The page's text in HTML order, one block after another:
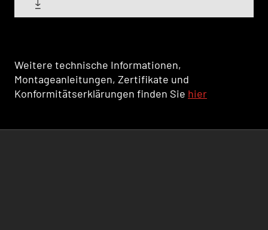
Weitere technische Informationen,
Montageanleitungen, Zertifikate und
Konformitätserklärungen finden Sie hier